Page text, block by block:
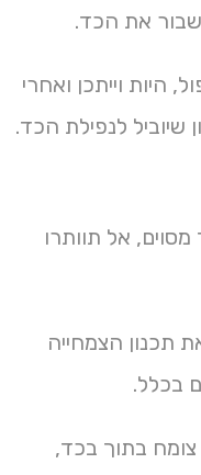
את הכד.
היות וייתכן ואחרי
שיוביל לנפילת הכד.
אל תוותרו
תכנון הצמחייה
בכלל.
צומח בתוך בכד,